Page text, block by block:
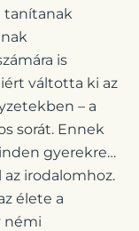
tanítanak
is
váltotta ki az
– a
sorát. Ennek
gyerekre…
irodalomhoz.
élete a
némi